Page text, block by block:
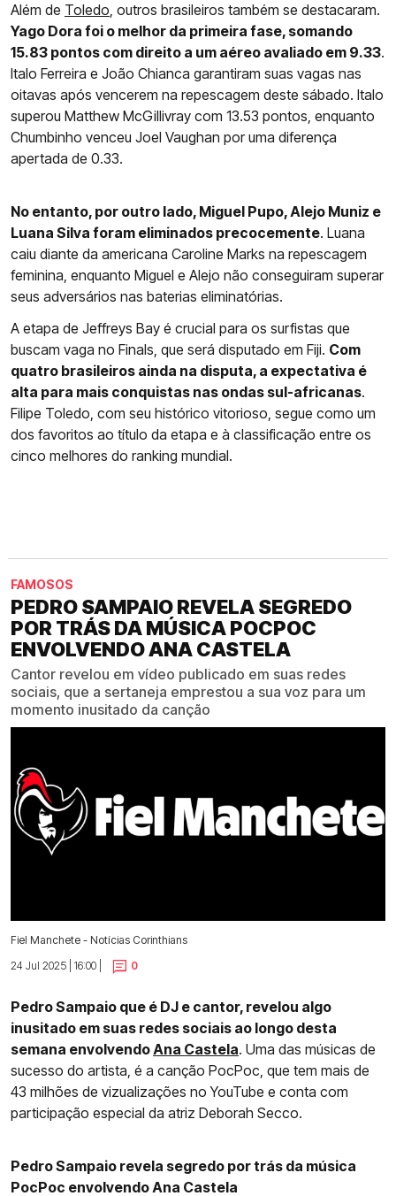
Além de Toledo, outros brasileiros também se destacaram.
Yago Dora foi o melhor da primeira fase, somando
15.83 pontos com direito a um aéreo avaliado em 9.33.
Italo Ferreira e João Chianca garantiram suas vagas nas
oitavas após vencerem na repescagem deste sábado. Italo
superou Matthew McGillivray com 13.53 pontos, enquanto
Chumbinho venceu Joel Vaughan por uma diferença
apertada de 0.33.
No entanto, por outro lado, Miguel Pupo, Alejo Muniz e
Luana Silva foram eliminados precocemente. Luana
caiu diante da americana Caroline Marks na repescagem
feminina, enquanto Miguel e Alejo não conseguiram superar
seus adversários nas baterias eliminatórias.
A etapa de Jeffreys Bay é crucial para os surfistas que
buscam vaga no Finals, que será disputado em Fiji. Com
quatro brasileiros ainda na disputa, a expectativa é
alta para mais conquistas nas ondas sul-africanas.
Filipe Toledo, com seu histórico vitorioso, segue como um
dos favoritos ao título da etapa e à classificação entre os
cinco melhores do ranking mundial.
FAMOSOS
PEDRO SAMPAIO REVELA SEGREDO
POR TRÁS DA MÚSICA POCPOC
ENVOLVENDO ANA CASTELA
Cantor revelou em vídeo publicado em suas redes
sociais, que a sertaneja emprestou a sua voz para um
momento inusitado da canção
Fiel Manchete - Notícias Corinthians
24 Jul 2025 | 16:00 |
0
Pedro Sampaio que é DJ e cantor, revelou algo
inusitado em suas redes sociais ao longo desta
semana envolvendo Ana Castela. Uma das músicas de
sucesso do artista, é a canção PocPoc, que tem mais de
43 milhões de vizualizações no YouTube e conta com
participação especial da atriz Deborah Secco.
Pedro Sampaio revela segredo por trás da música
PocPoc envolvendo Ana Castela